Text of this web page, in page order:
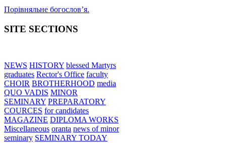
Порівняльне богословʼя.
SITE SECTIONS
NEWS HISTORY blessed Martyrs
graduates Rector's Office faculty
CHOIR BROTHERHOOD media
QUO VADIS MINOR
SEMINARY PREPARATORY
COURCES for candidates
MAGAZINE DIPLOMA WORKS
Miscellaneous oranta news of minor
seminary SEMINARY TODAY